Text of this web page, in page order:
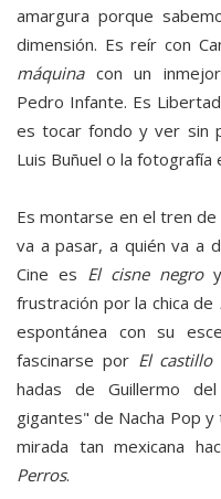
amargura porque
dimensión. Es reír con
máquinacon un
Pedro Infante. Es
es tocar fondo y ver sin
Luis Buñuel o la fotografía
Es montarse en el tren
va a pasar, a quién va a
Cine es El cisne negroy
frustración por la chica de
espontánea con su
fascinarse por El castillo
hadas de Guillermo
gigantes" de Nacha Pop
mirada tan mexicana
Perros.